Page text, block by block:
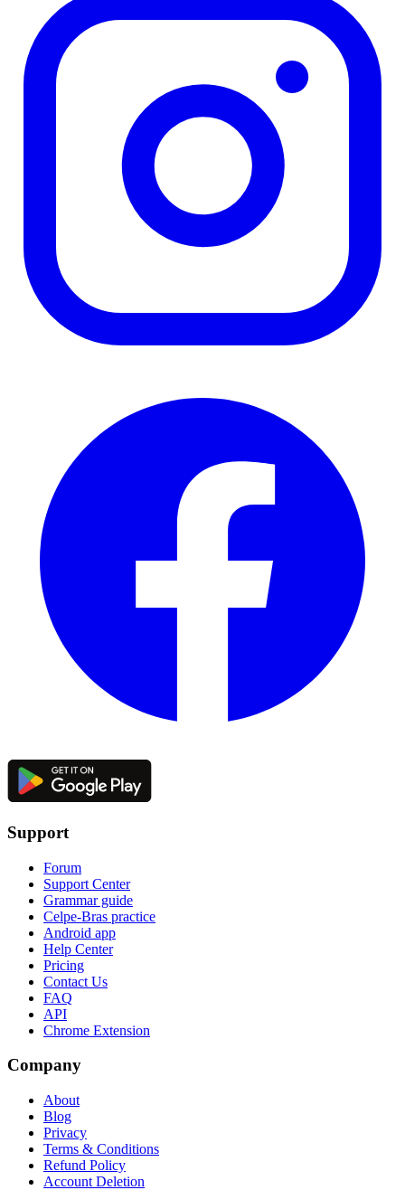
Support
Forum
Support Center
Grammar guide
Celpe-Bras practice
Android app
Help Center
Pricing
Contact Us
FAQ
API
Chrome Extension
Company
About
Blog
Privacy
Terms & Conditions
Refund Policy
Account Deletion